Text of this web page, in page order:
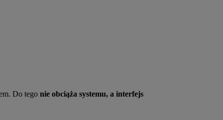
Do tego nie obciąża systemu, a interfejs